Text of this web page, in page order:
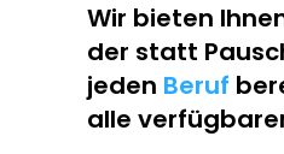
Wir bieten
der statt
jeden Beruf
alle